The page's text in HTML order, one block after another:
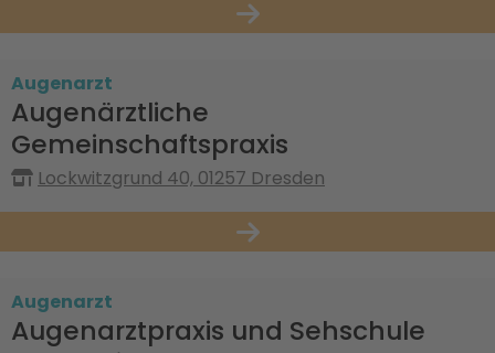
Augenarzt
Augenärztliche
Gemeinschaftspraxis
Lockwitzgrund 40, 01257 Dresden
Augenarzt
Augenarztpraxis und Sehschule